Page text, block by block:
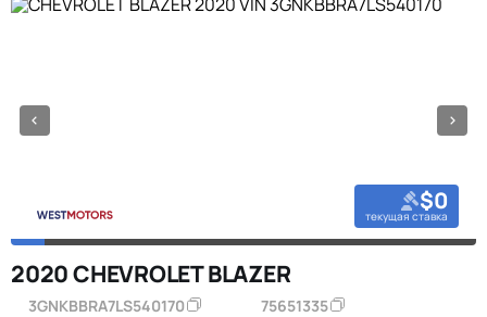
$0
текущая ставка
2020 CHEVROLET BLAZER
3GNKBBRA7LS540170 75651335